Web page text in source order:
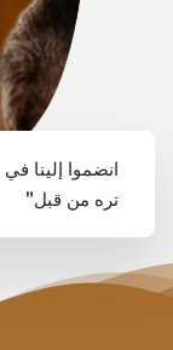
انضموا إلينا في
تره من قبل"